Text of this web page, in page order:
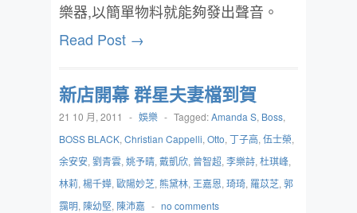
樂器,以簡單物料就能夠發出聲音。
Read Post →
新店開幕 群星夫妻檔到賀
21 10 月, 2011 - 娛樂 - Tagged:Amanda S, Boss,
BOSS BLACK, Christian Cappelli, Otto, 丁子高, 伍士榮,
余安安, 劉青雲, 姚予晴, 戴凱欣, 曾智超, 李樂詩, 杜琪峰,
林莉, 楊千嬅, 歐陽妙芝, 熊黛林, 王嘉恩, 琦琦, 羅苡芝, 郭
靄明, 陳幼堅, 陳沛嘉 - no comments